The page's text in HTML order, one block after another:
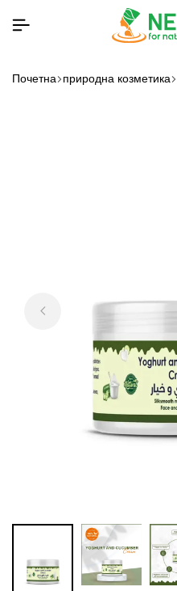
Почетна природна козметика